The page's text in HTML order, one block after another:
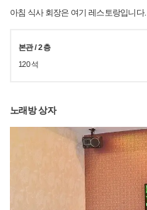
아침 식사 회장은 여기 레스토랑입니다.
본관 / 2 층
120 석
노래방 상자